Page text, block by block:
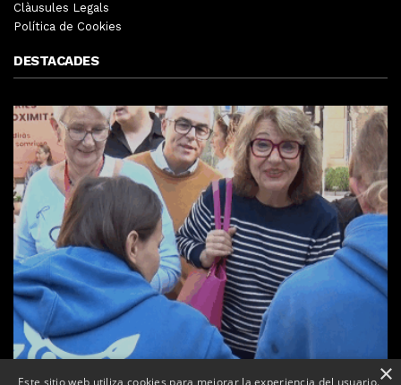
Clàusules Legals
Política de Cookies
DESTACADES
×
Este sitio web utiliza cookies para mejorar la experiencia del usuario.